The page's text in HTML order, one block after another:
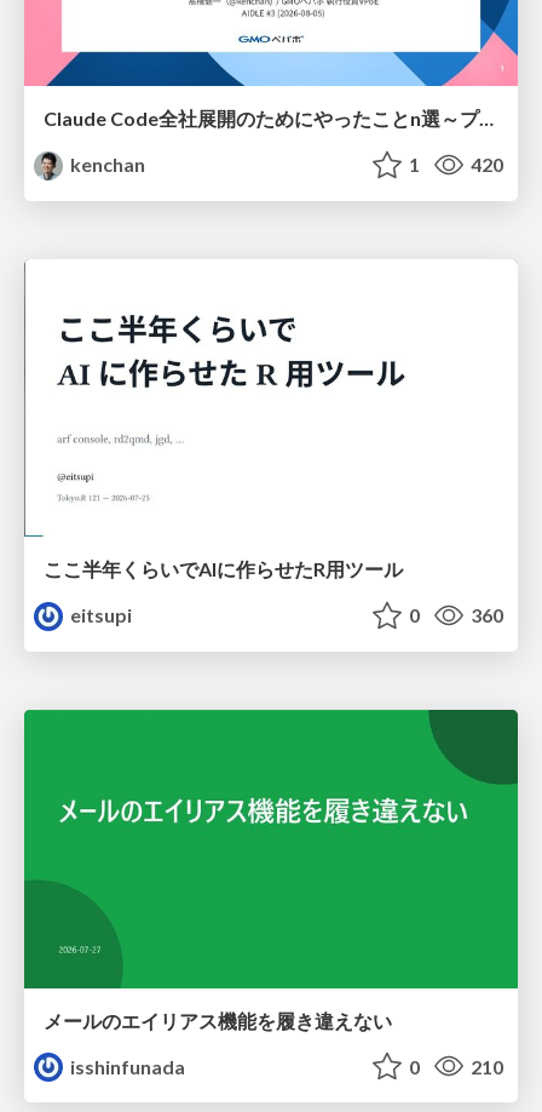
Claude Code全社展開のためにやったことn選～プラグイン302個・コミッター271人を支えるために～
kenchan
1 420
ここ半年くらいでAIに作らせたR用ツール
eitsupi
0 360
メールのエイリアス機能を履き違えない
isshinfunada
0 210